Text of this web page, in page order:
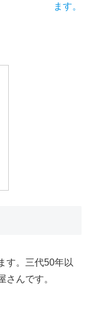
ます。
す。三代50年以
さんです。